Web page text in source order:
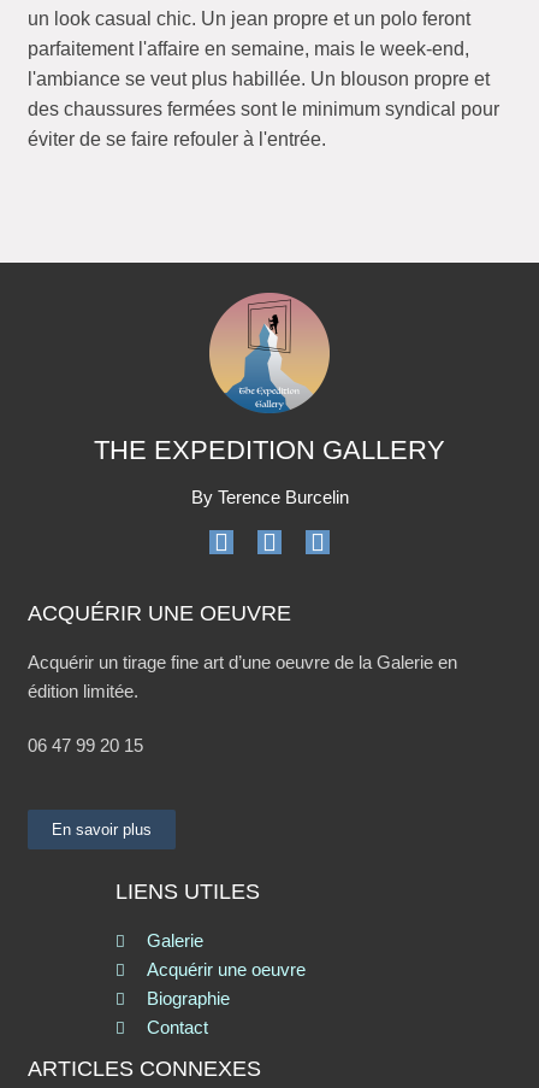
un look casual chic. Un jean propre et un polo feront
parfaitement l'affaire en semaine, mais le week-end,
l'ambiance se veut plus habillée. Un blouson propre et
des chaussures fermées sont le minimum syndical pour
éviter de se faire refouler à l'entrée.
THE EXPEDITION GALLERY
By Terence Burcelin
ACQUÉRIR UNE OEUVRE
Acquérir un tirage fine art d’une oeuvre de la Galerie en
édition limitée.
06 47 99 20 15
En savoir plus
LIENS UTILES
Galerie
Acquérir une oeuvre
Biographie
Contact
ARTICLES CONNEXES